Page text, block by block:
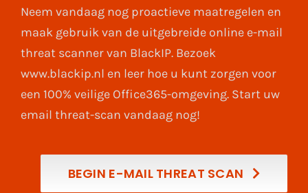
Neem vandaag nog proactieve maatregelen en
maak gebruik van de uitgebreide online e-mail
threat scanner van BlackIP. Bezoek
www.blackip.nl en leer hoe u kunt zorgen voor
een 100% veilige Office365-omgeving. Start uw
email threat-scan vandaag nog!
BEGIN E-MAIL THREAT SCAN